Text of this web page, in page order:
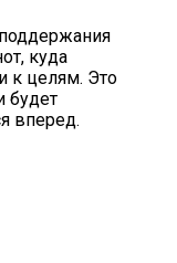
куда
к целям. Это
будет
вперед.